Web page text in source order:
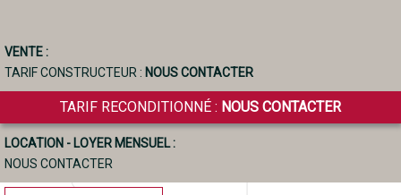
VENTE :
TARIF CONSTRUCTEUR : NOUS CONTACTER
TARIF RECONDITIONNÉ : NOUS CONTACTER
LOCATION - LOYER MENSUEL :
NOUS CONTACTER